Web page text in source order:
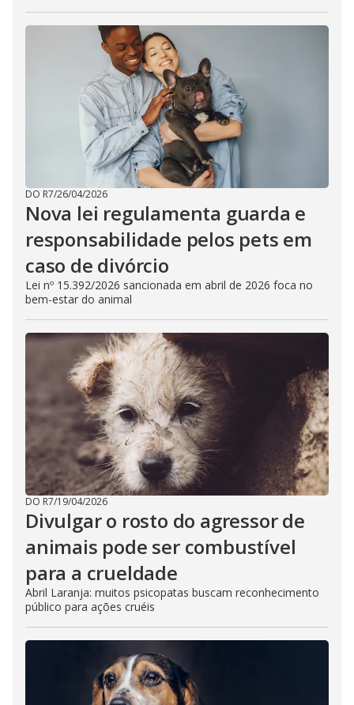
DO R7/26/04/2026
Nova lei regulamenta guarda e
responsabilidade pelos pets em
caso de divórcio
Lei nº 15.392/2026 sancionada em abril de 2026 foca no
bem-estar do animal
DO R7/19/04/2026
Divulgar o rosto do agressor de
animais pode ser combustível
para a crueldade
Abril Laranja: muitos psicopatas buscam reconhecimento
público para ações cruéis